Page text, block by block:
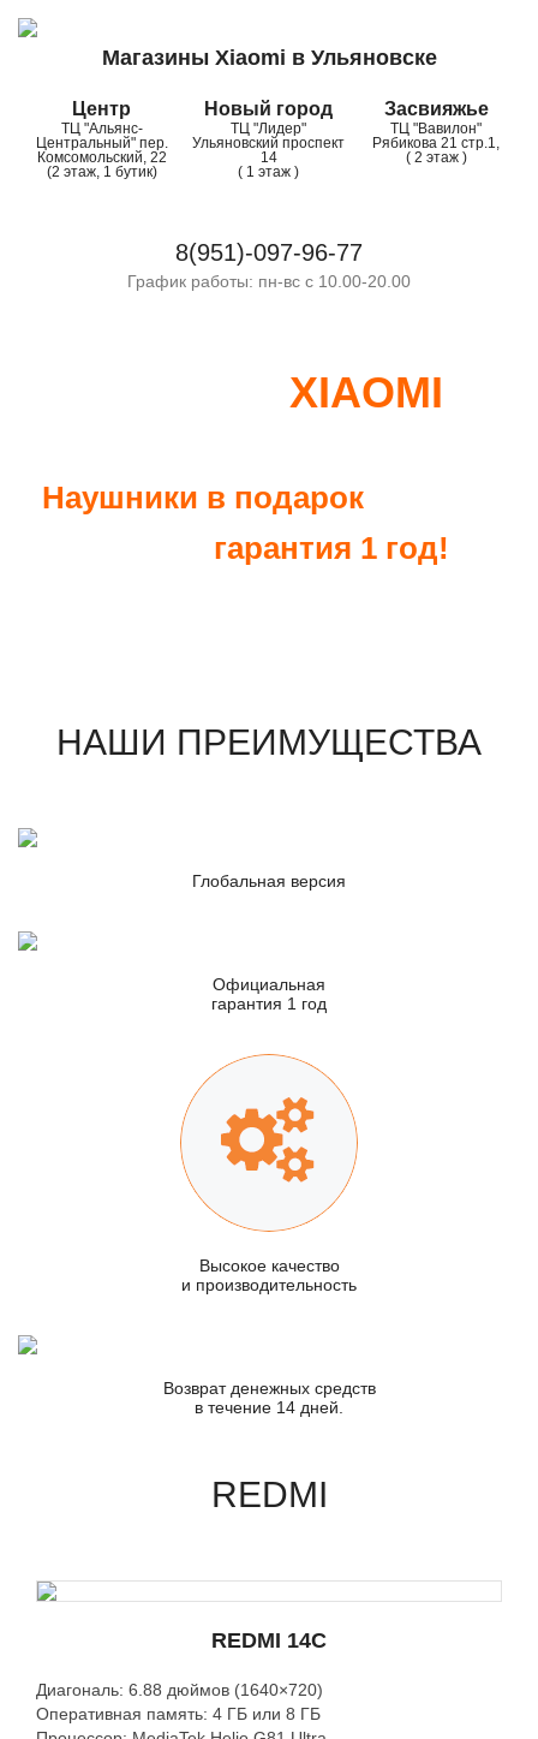
Магазины Xiaomi в Ульяновске
Центр
ТЦ "Альянс-
Центральный" пер.
Комсомольский, 22
(2 этаж, 1 бутик)
Новый город
ТЦ "Лидер"
Ульяновский проспект
14
( 1 этаж )
Засвияжье
ТЦ "Вавилон"
Рябикова 21 стр.1,
( 2 этаж )
8(951)-097-96-77
График работы: пн-вс с 10.00-20.00
XIAOMI
Наушники в подарок
гарантия 1 год!
НАШИ ПРЕИМУЩЕСТВА
Глобальная версия
Официальная
гарантия 1 год
Высокое качество
и производительность
Возврат денежных средств
в течение 14 дней.
REDMI
REDMI 14C
Диагональ: 6.88 дюймов (1640×720)
Оперативная память: 4 ГБ или 8 ГБ